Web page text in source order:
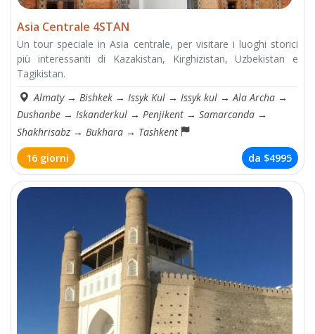
Asia Centrale 4STAN
Un tour speciale in Asia centrale, per visitare i luoghi storici
più interessanti di Kazakistan, Kirghizistan, Uzbekistan e
Tagikistan.
Almaty → Bishkek → Issyk Kul → Issyk kul → Ala Archa →
Dushanbe → Iskanderkul → Penjikent → Samarcanda →
Shakhrisabz → Bukhara → Tashkent
16 giorni
da $4995